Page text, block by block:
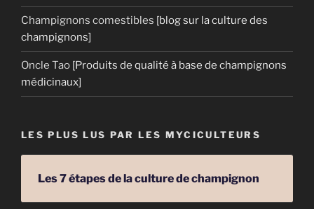
Champignons comestibles [blog sur la culture des
champignons]
Oncle Tao [Produits de qualité à base de champignons
médicinaux]
LES PLUS LUS PAR LES MYCICULTEURS
Les 7 étapes de la culture de champignon